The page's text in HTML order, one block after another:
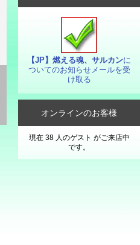
【JP】燃える魂、サルカンに
ついてのお知らせメールを受
け取る
オンラインのお客様
現在 38 人のゲスト がご来店中
です。